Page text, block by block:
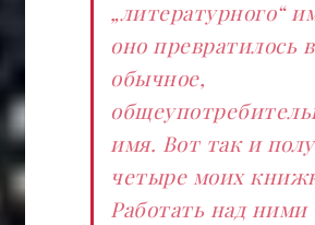
„литературного“
оно превратилось в
обычное,
имя. Вот так и
четыре моих
Работать над